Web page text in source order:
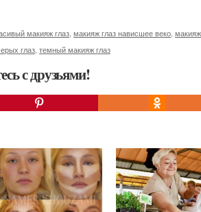
макияж глаз, макияж глаз нависшее веко,
глаз, темный макияж глаз
с друзьями!